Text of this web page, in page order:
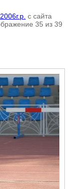
с сайта
35 из 39